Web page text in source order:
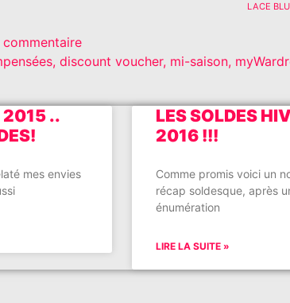
LACE
commentaire
, discount voucher, mi-saison,
2015 ..
mes envies
LES SOLDES
2016 !!!
Comme promis voici un
récap soldesque, après
énumération
LIRE LA SUITE »